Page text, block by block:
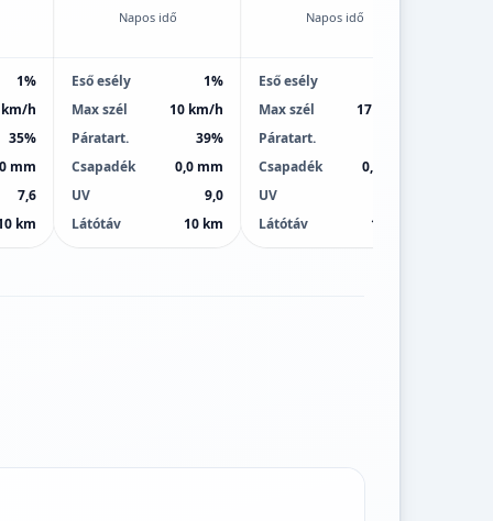
1%
km/h
35%
mm
7,6
km
Napos idő
Eső esély
1%
Max szél
10 km/h
Páratart.
39%
Csapadék
0,0 mm
UV
9,0
Látótáv
10 km
Napos idő
Eső esély
Max szél
17 km/h
Páratart.
Csapadék
0,0 mm
UV
Látótáv
10 km